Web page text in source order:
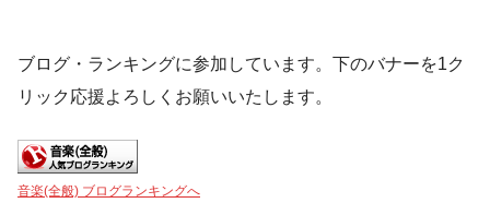
ブログ・ランキングに参加しています。下のバナーを1ク
リック応援よろしくお願いいたします。
音楽(全般) ブログランキングへ